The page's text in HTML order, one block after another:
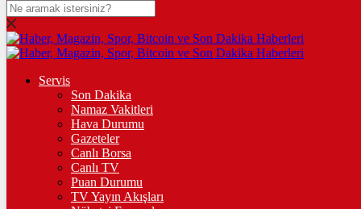
DOLAR
47,7436$% 0.18
% 0.32
STERLİN
% 0.38
GRAM ALTIN
%2,59
Servis
Son Dakika
Namaz Vakitleri
Hava Durumu
Gazeteler
Canlı Borsa
Canlı TV
Puan Durumu
TV Yayın Akışları